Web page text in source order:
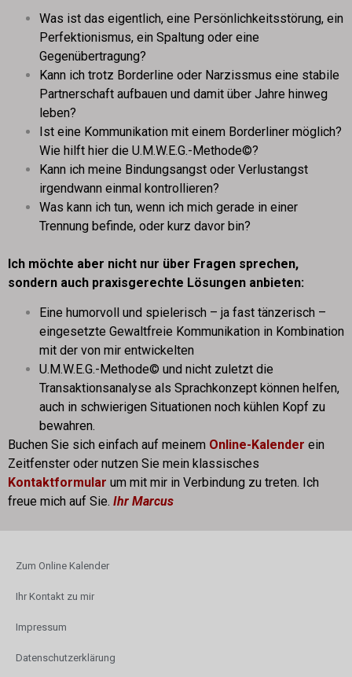
Was ist das eigentlich, eine Persönlichkeitsstörung, ein
Perfektionismus, ein Spaltung oder eine
Gegenübertragung?
Kann ich trotz Borderline oder Narzissmus eine stabile
Partnerschaft aufbauen und damit über Jahre hinweg
leben?
Ist eine Kommunikation mit einem Borderliner möglich?
Wie hilft hier die U.M.W.E.G.-Methode©?
Kann ich meine Bindungsangst oder Verlustangst
irgendwann einmal kontrollieren?
Was kann ich tun, wenn ich mich gerade in einer
Trennung befinde, oder kurz davor bin?
Ich möchte aber nicht nur über Fragen sprechen,
sondern auch praxisgerechte Lösungen anbieten:
Eine humorvoll und spielerisch – ja fast tänzerisch –
eingesetzte Gewaltfreie Kommunikation in Kombination
mit der von mir entwickelten
U.M.W.E.G.-Methode© und nicht zuletzt die
Transaktionsanalyse als Sprachkonzept können helfen,
auch in schwierigen Situationen noch kühlen Kopf zu
bewahren.
Buchen Sie sich einfach auf meinem Online-Kalender ein
Zeitfenster oder nutzen Sie mein klassisches
Kontaktformular um mit mir in Verbindung zu treten. Ich
freue mich auf Sie. Ihr Marcus
Zum Online Kalender
Ihr Kontakt zu mir
Impressum
Datenschutzerklärung